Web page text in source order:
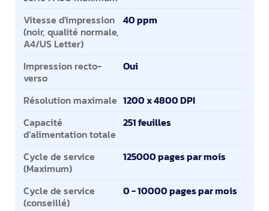
Vitesse d'impression
(noir, qualité normale,
A4/US Letter)
40 ppm
Impression recto-
verso
Oui
Résolution maximale 1200 x 4800 DPI
Capacité
d’alimentation totale
251 feuilles
Cycle de service
(Maximum)
125000 pages par mois
Cycle de service
(conseillé)
0 - 10000 pages par mois